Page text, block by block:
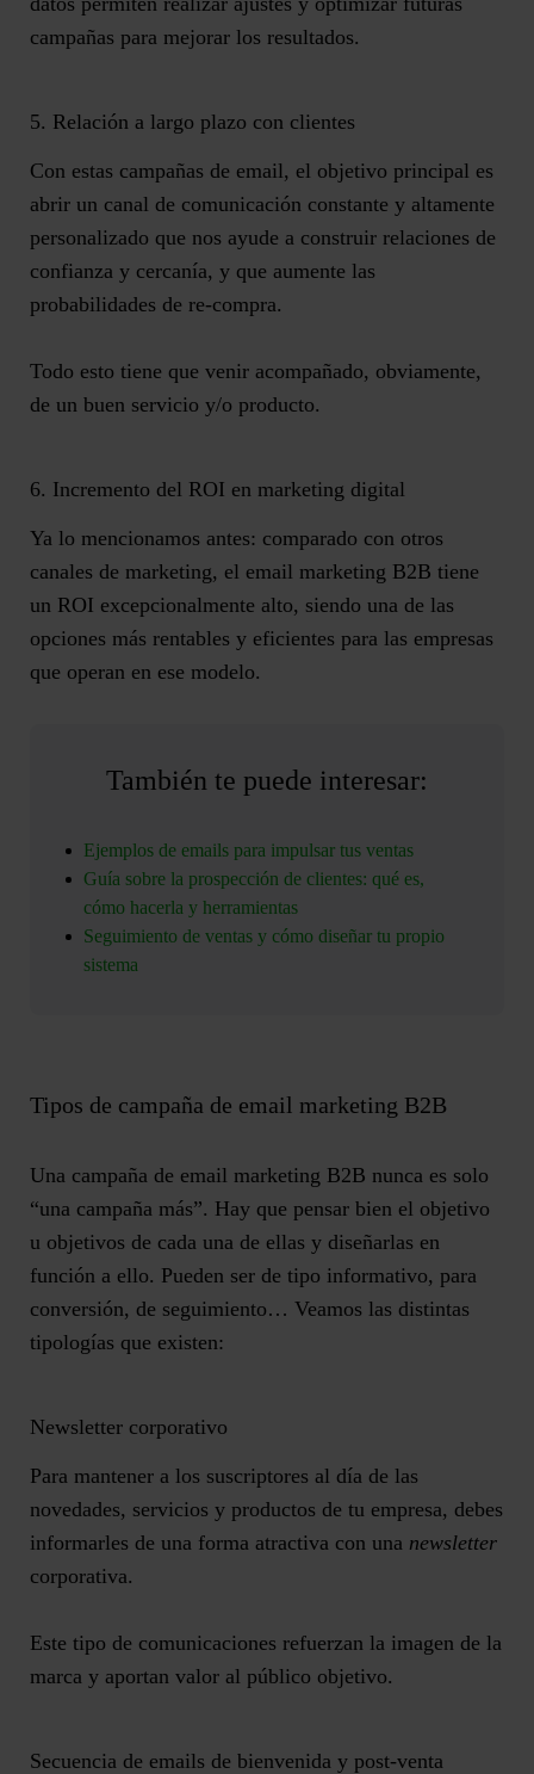
campañas para mejorar los resultados.
5. Relación a largo plazo con clientes
Con estas campañas de email, el objetivo principal es
abrir un canal de comunicación constante y altamente
personalizado que nos ayude a construir relaciones de
confianza y cercanía, y que aumente las
probabilidades de re-compra.
Todo esto tiene que venir acompañado, obviamente,
de un buen servicio y/o producto.
6. Incremento del ROI en marketing digital
Ya lo mencionamos antes: comparado con otros
canales de marketing, el email marketing B2B tiene
un ROI excepcionalmente alto, siendo una de las
opciones más rentables y eficientes para las empresas
que operan en ese modelo.
También te puede interesar:
Ejemplos de emails para impulsar tus ventas
Guía sobre la prospección de clientes: qué es,
cómo hacerla y herramientas
Seguimiento de ventas y cómo diseñar tu propio
sistema
Tipos de campaña de email marketing B2B
Una campaña de email marketing B2B nunca es solo
“una campaña más”. Hay que pensar bien el objetivo
u objetivos de cada una de ellas y diseñarlas en
función a ello. Pueden ser de tipo informativo, para
conversión, de seguimiento… Veamos las distintas
tipologías que existen:
Newsletter corporativo
Para mantener a los suscriptores al día de las
novedades, servicios y productos de tu empresa, debes
informarles de una forma atractiva con una newsletter
corporativa.
Este tipo de comunicaciones refuerzan la imagen de la
marca y aportan valor al público objetivo.
Secuencia de emails de bienvenida y post-venta